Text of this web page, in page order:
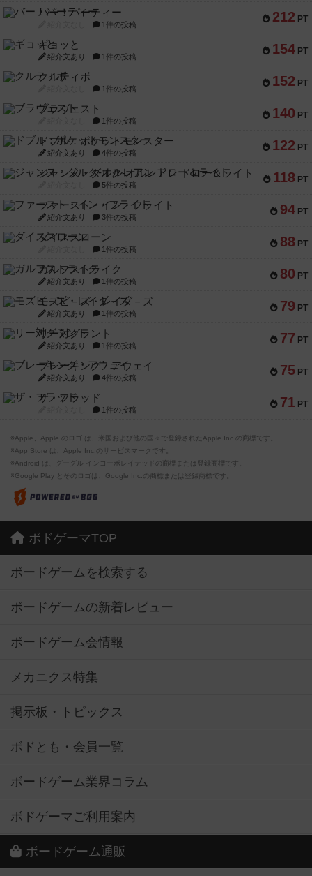
212 PT
バー！パーティー
1件の投稿
154 PT
ギョッと
紹介文あり 1件の投稿
152 PT
クルティボ
1件の投稿
140 PT
ブラヴェスト
1件の投稿
122 PT
ドブル：ポケットモンスター
紹介文あり 4件の投稿
118 PT
ジャンヌ・ダルク-オルレアン ドロー＆ライト
5件の投稿
94 PT
ファースト・イン・フライト
紹介文あり 3件の投稿
88 PT
ダイススローン
1件の投稿
80 PT
ガルフストライク
紹介文あり 1件の投稿
79 PT
モズビ－ズ・レイダ－ズ
紹介文あり 1件の投稿
77 PT
リー対グラント
紹介文あり 1件の投稿
75 PT
ブレーキング・アウェイ
紹介文あり 4件の投稿
71 PT
ザ・フラッド
1件の投稿
※Apple、Apple のロゴ は、米国および他の国々で登録されたApple Inc.の商標です。
※App Store は、Apple Inc.のサービスマークです。
※Android は、グーグル インコーポレイテッドの商標または登録商標です。
※Google Play とそのロゴは、Google Inc.の商標または登録商標です。
ボドゲーマTOP
ボードゲームを検索する
ボードゲームの新着レビュー
ボードゲーム会情報
メカニクス特集
掲示板・トピックス
ボドとも・会員一覧
ボードゲーム業界コラム
ボドゲーマご利用案内
ボードゲーム通販